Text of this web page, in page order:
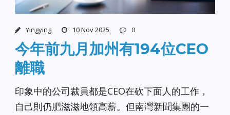
Yingying 10 Nov 2025 0
今年前九月加州有194位CEO
離職
印象中的公司裁員都是CEO在砍下面人的工作，
自己則仍肥滋滋地領高薪。但南灣新聞集團的一